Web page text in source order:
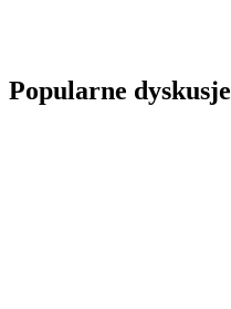
Popularne dyskusje